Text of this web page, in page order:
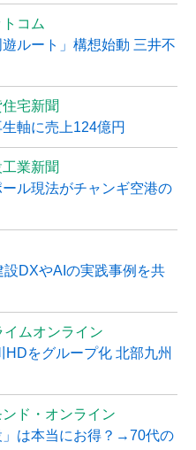
コム
ルート」構想始動 三井不
宅新聞
軸に売上124億円
業新聞
ル現法がチャンギ空港の
DXやAIの実践事例を共
イムオンライン
をグループ化 北部九州
ンド・オンライン
」は本当にお得？→70代の